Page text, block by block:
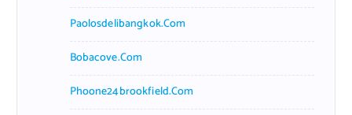
Paolosdelibangkok.com
Bobacove.com
Phoone24brookfield.com